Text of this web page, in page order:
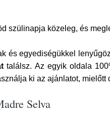
szülinapja közeleg, és
és egyediségükkel
találsz. Az egyik oldala
ki az ajánlatot, mielőtt
Selva